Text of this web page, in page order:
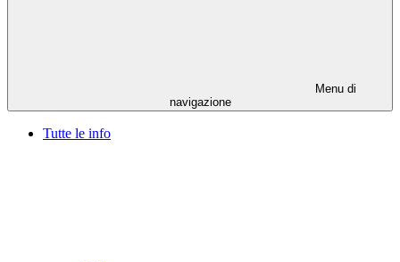
Menu di
navigazione
Tutte le info